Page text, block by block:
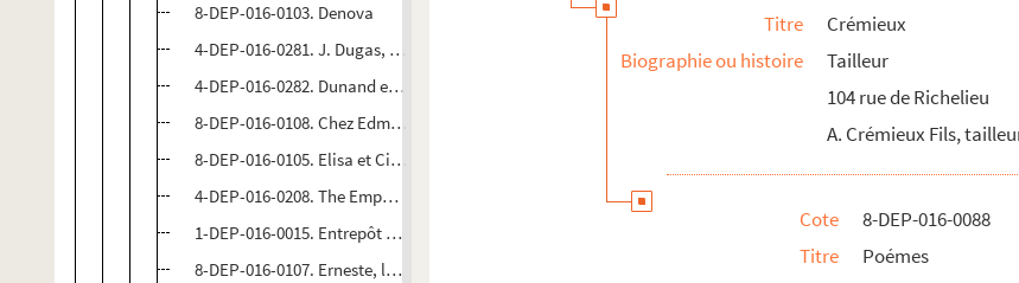
8-DEP-016-0103. Denova
4-DEP-016-0281. J. Dugas, A la Ville de Bombay
4-DEP-016-0282. Dunand et Denariez
8-DEP-016-0108. Chez Edmond
8-DEP-016-0105. Elisa et Cie, puis Edouard Dailly
4-DEP-016-0208. The Emporium
1-DEP-016-0015. Entrepôt anglo-français
8-DEP-016-0107. Erneste, le Sauveur de la Purée, Bienfaiteur des miséreux
Titre
Crémieux
Biographie ou histoire
Tailleur
104 rue de Richelieu
A. Crémieux Fils,
Cote
8-DEP-016-0088
Titre
Poémes